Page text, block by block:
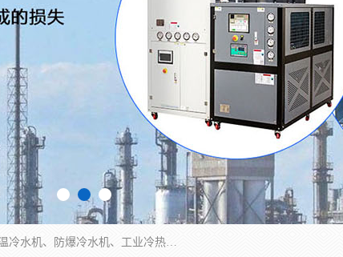
南京康嘉温控设备有限公司是一家工业冷水机厂家，主营产品：低温冷水机、防爆冷水机、工业冷热一体机、工业冷水机等冷水机，公司依托南京工业大学的技术，汇集众多业内技术，不断管理模式，使得我们的产品始终处于国内成员之一水平，在业界享有很高赞誉，是欧洲、北美、中东、东南亚等多个国家和地区。